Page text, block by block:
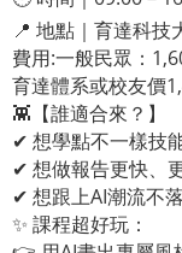
📍 地點｜育達科技
費用:一般民眾：
育達體系或校友價
👾【誰適合來？】
✔ 想學點不一樣技
✔ 想做報告更快、
✔ 想跟上AI潮流不
✨ 課程超好玩：